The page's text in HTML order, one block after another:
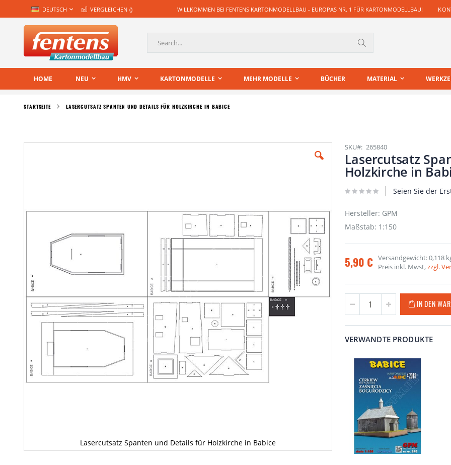
Zum
Inhalt
springen
SPRACHEDEUTSCH WILLKOMMEN BEI FENTENS KARTONMODELLBAU - EUROPAS NR. 1 FÜR KARTONMODELLBAU!
VERGLEICHEN ()
HOME NEU HMV KARTONMODELLE MEHR MODELLE BÜCHER MATERIAL
STARTSEITE LASERCUTSATZ SPANTEN UND DETAILS FÜR HOLZKIRCHE IN BABICE
Lasercutsatz Spanten und Details für Holzkirche in Babice
SKU 265840
Lasercutsatz
Holzkirche in
Seien Sie der
Hersteller: GPM
Maßstab: 1:150
5,90 € Versandgewicht: 0,118
Preis inkl. Mwst,zzgl.
IN DEN
VERWANDTE PRODUKTE